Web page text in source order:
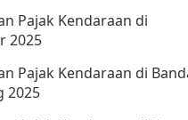
Pajak Kendaraan di
2025
Pajak Kendaraan di
2025